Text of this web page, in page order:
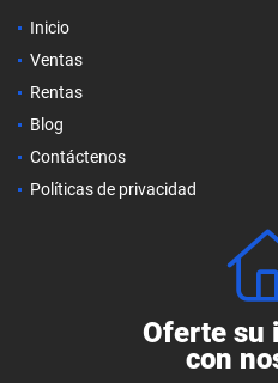
Inicio
Ventas
Rentas
Blog
Contáctenos
Políticas de privacidad
Oferte su
con